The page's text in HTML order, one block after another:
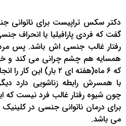
دکتر سکس تراپیست برای ناتوانی
رفتار غالب جنسی اش باشد. پس
همسایه هم چشم چرانی می کند و
با همسرش رابطه زناشویی دارد
چون شیوه رفتار غالب فرد نیست که
برای درمان ناتوانی جنسی در
می باشد.